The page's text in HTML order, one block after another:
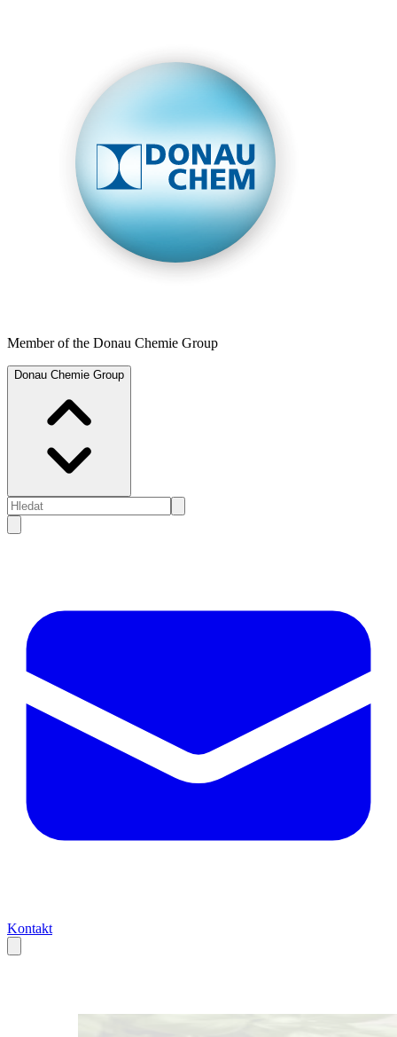
Member of the Donau Chemie Group
Donau Chemie Group
Kontakt